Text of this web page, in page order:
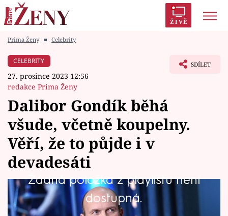
ŽIVĚ
Módní alarm
Témata
Celebrity
Vztahy
Seriály
Prima Ženy ■ Celebrity
CELEBRITY
27. prosince 2023 12:56
redakce Prima Ženy
SDÍLET
Dalibor Gondík běhá
všude, včetně koupelny.
Věří, že to půjde i v
devadesáti
Žádná položka z playlistu není
dostupná.
Oblíbený herec a moderátor Dalibor Gondík
své vášni pro běh propadl zhruba před deseti